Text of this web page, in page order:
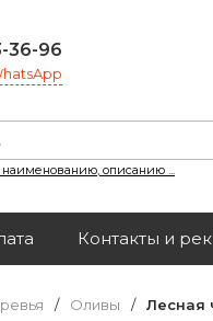
36-96
наименованию, описанию ...
Контакты и
/ Оливы / Лесная